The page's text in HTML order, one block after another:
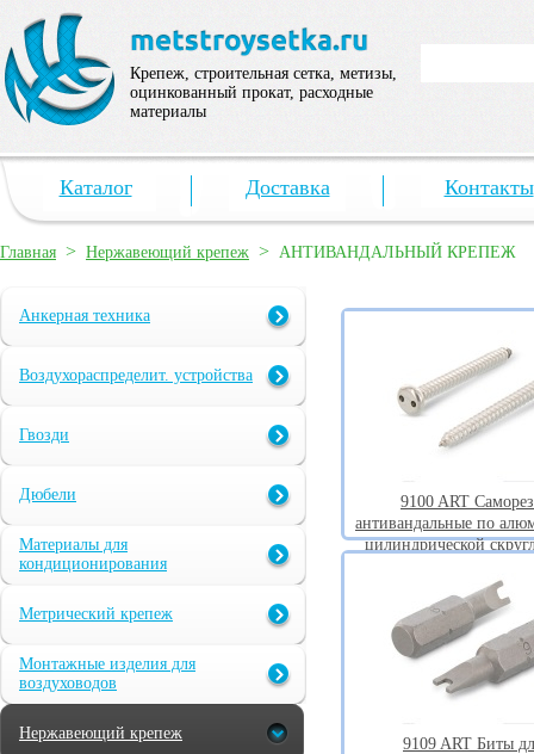
Крепеж, строительная сетка, метизы,
оцинкованный прокат, расходные
материалы
Каталог Доставка Контакты
Главная > Нержавеющий крепеж > АНТИВАНДАЛЬНЫЙ КРЕПЕЖ
Анкерная техника
Воздухораспределит. устройства
Гвозди
Дюбели
Материалы для
кондиционирования
Метрический крепеж
Монтажные изделия для
воздуховодов
Нержавеющий крепеж
9100 ART
антивандальные по
цилиндрической
9109 ART Биты